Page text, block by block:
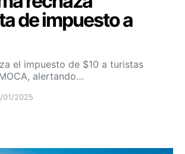
de impuesto a
el impuesto de $10 a turistas
alertando…
01/2025